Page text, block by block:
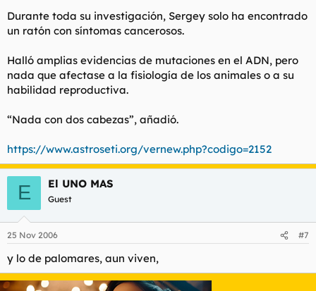
Durante toda su investigación, Sergey solo ha encontrado
un ratón con síntomas cancerosos.
Halló amplias evidencias de mutaciones en el ADN, pero
nada que afectase a la fisiología de los animales o a su
habilidad reproductiva.
“Nada con dos cabezas”, añadió.
https://www.astroseti.org/vernew.php?codigo=2152
E El UNO MAS
Guest
25 Nov 2006 #7
y lo de palomares, aun viven,